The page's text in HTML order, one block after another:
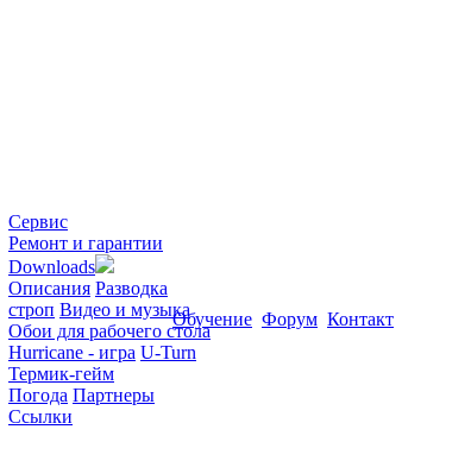
Сервис
Ремонт и гарантии
Downloads
Описания Разводка
строп Видео и музыка
Обои для рабочего стола
Hurricane - игра U-Turn
Термик-гейм
Погода Партнеры
Ссылки
Обучение Форум Контакт